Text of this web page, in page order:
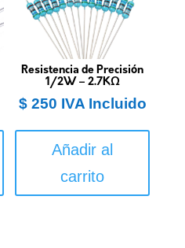
Resistencia de Precisión
1/2W – 2.7KΩ
$250 IVA Incluido
Añadir al
carrito